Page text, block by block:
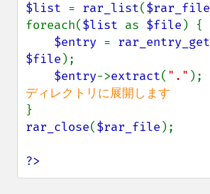
$list = rar_list($rar_file
foreach($list as $file ) {
$entry = rar_entry_get
$file );
$entry->extract( "." );
rar_close($rar_file );
?>